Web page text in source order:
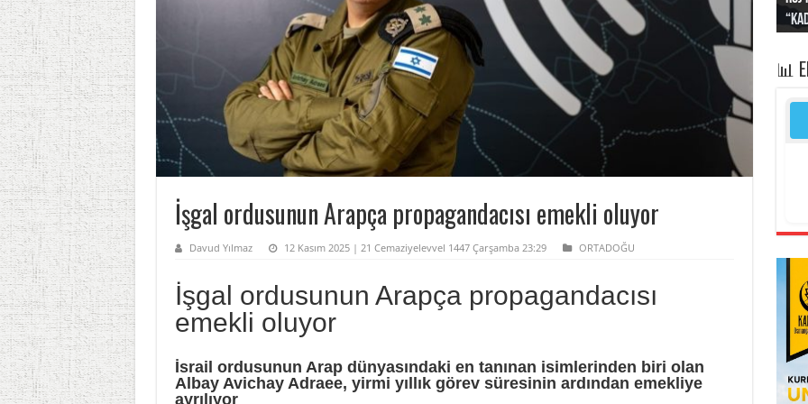
İşgal ordusunun Arapça propagandacısı emekli oluyor
Davud Yılmaz 12 Kasım 2025 | 21 Cemaziyelevvel 1447 Çarşamba 23:29 ORTADOĞU
İşgal ordusunun Arapça propagandacısı
emekli oluyor
İsrail ordusunun Arap dünyasındaki en tanınan isimlerinden biri olan
Albay Avichay Adraee, yirmi yıllık görev süresinin ardından emekliye
ayrılıyor
📊